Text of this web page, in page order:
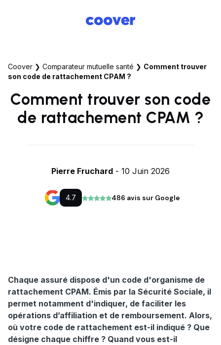
Coover ❯ Comparateur mutuelle santé ❯ Comment trouver
son code de rattachement CPAM ?
Comment trouver son code
de rattachement CPAM ?
Pierre Fruchard - 10 Juin 2026
4.7 486 avis sur Google
Chaque assuré dispose d'un code d'organisme de
rattachement CPAM. Émis par la Sécurité Sociale, il
permet notamment d'indiquer, de faciliter les
opérations d’affiliation et de remboursement. Alors,
où votre code de rattachement est-il indiqué ? Que
désigne chaque chiffre ? Quand vous est-il